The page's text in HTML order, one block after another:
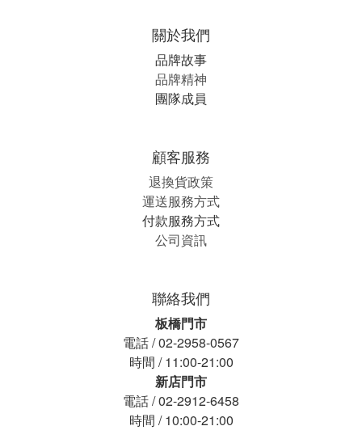
關於我們
品牌故事
品牌精神
團隊成員
顧客服務
退換貨政策
運送服務方式
付款服務方式
公司資訊
聯絡我們
板橋門市
電話 / 02-2958-0567
時間 / 11:00-21:00
新店門市
電話 / 02-2912-6458
時間 / 10:00-21:00